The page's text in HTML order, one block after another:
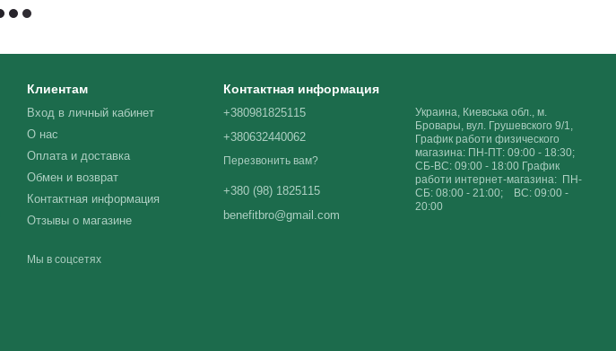
Клиентам
Вход в личный кабинет
О нас
Оплата и доставка
Обмен и возврат
Контактная информация
Отзывы о магазине
Мы в соцсетях
Контактная информация
+380981825115
+380632440062
Перезвонить вам?
+380 (98) 1825115
benefitbro@gmail.com
Украина, Киевська обл., м.
Бровары, вул. Грушевского 9/1,
График работи физического
магазина: ПН-ПТ: 09:00 - 18:30;
СБ-ВС: 09:00 - 18:00 График
работи интернет-магазина: ПН-
СБ: 08:00 - 21:00; ВС: 09:00 -
20:00